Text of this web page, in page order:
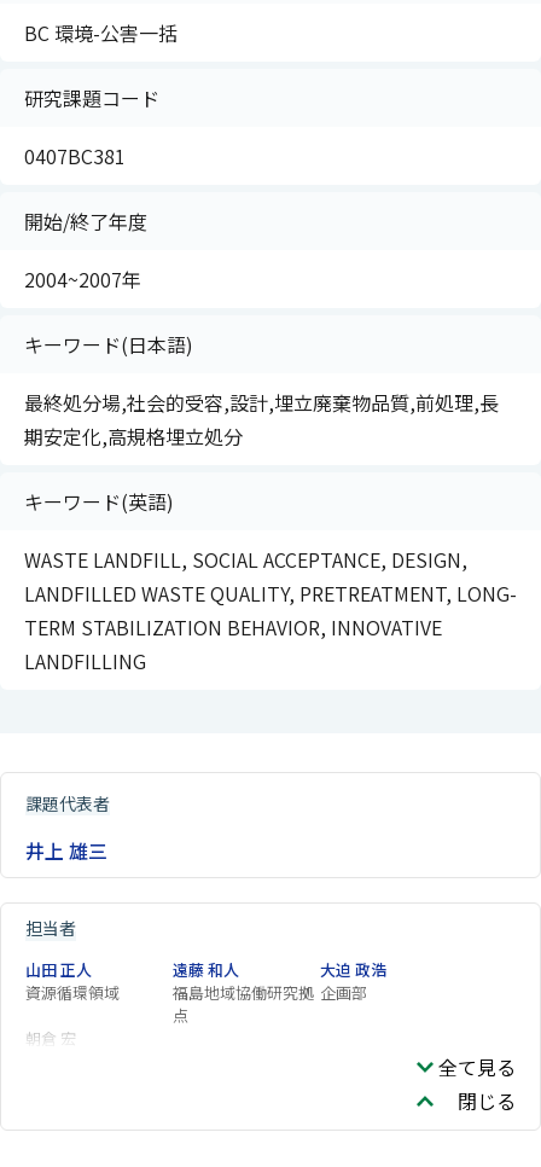
BC 環境-公害一括
研究課題コード
0407BC381
開始/終了年度
2004~2007年
キーワード(日本語)
最終処分場,社会的受容,設計,埋立廃棄物品質,前処理,長
期安定化,高規格埋立処分
キーワード(英語)
WASTE LANDFILL, SOCIAL ACCEPTANCE, DESIGN,
LANDFILLED WASTE QUALITY, PRETREATMENT, LONG-
TERM STABILIZATION BEHAVIOR, INNOVATIVE
LANDFILLING
課題代表者
井上 雄三
担当者
山田 正人
資源循環領域
遠藤 和人
福島地域協働研究拠
点
大迫 政浩
企画部
朝倉 宏
全て見る
閉じる